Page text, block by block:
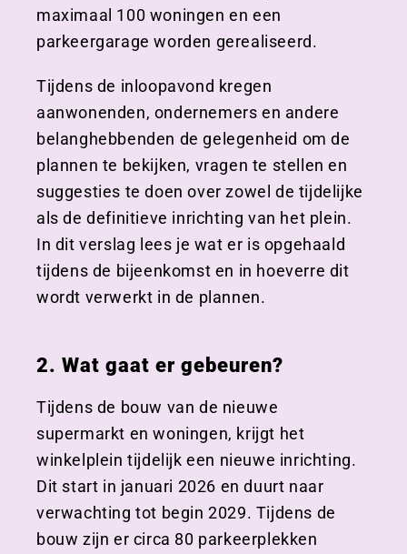
maximaal 100 woningen en een
parkeergarage worden gerealiseerd.
Tijdens de inloopavond kregen
aanwonenden, ondernemers en andere
belanghebbenden de gelegenheid om de
plannen te bekijken, vragen te stellen en
suggesties te doen over zowel de tijdelijke
als de definitieve inrichting van het plein.
In dit verslag lees je wat er is opgehaald
tijdens de bijeenkomst en in hoeverre dit
wordt verwerkt in de plannen.
2. Wat gaat er gebeuren?
Tijdens de bouw van de nieuwe
supermarkt en woningen, krijgt het
winkelplein tijdelijk een nieuwe inrichting.
Dit start in januari 2026 en duurt naar
verwachting tot begin 2029. Tijdens de
bouw zijn er circa 80 parkeerplekken